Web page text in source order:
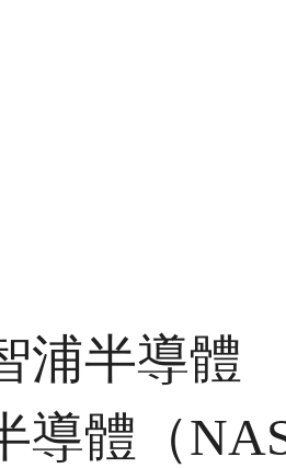
浦半導體
導體（